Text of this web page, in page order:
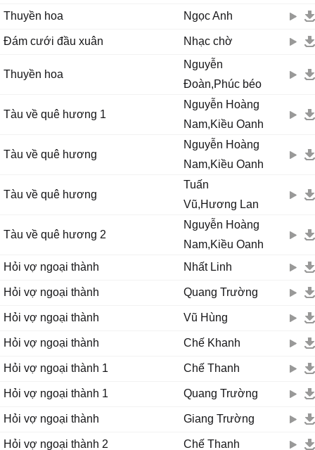
Thuyền hoa
Ngọc Anh
Đám cưới đầu xuân Nhạc chờ
Thuyền hoa
Nguyễn
Đoàn,Phúc béo
Tàu về quê hương 1
Nguyễn Hoàng
Nam,Kiều Oanh
Tàu về quê hương
Nguyễn Hoàng
Nam,Kiều Oanh
Tàu về quê hương
Tuấn
Vũ,Hương Lan
Tàu về quê hương 2
Nguyễn Hoàng
Nam,Kiều Oanh
Hỏi vợ ngoại thành
Nhất Linh
Hỏi vợ ngoại thành Quang Trường
Hỏi vợ ngoại thành Vũ Hùng
Hỏi vợ ngoại thành Chế Khanh
Hỏi vợ ngoại thành 1 Chế Thanh
Hỏi vợ ngoại thành 1 Quang Trường
Hỏi vợ ngoại thành Giang Trường
Hỏi vợ ngoại thành 2 Chế Thanh